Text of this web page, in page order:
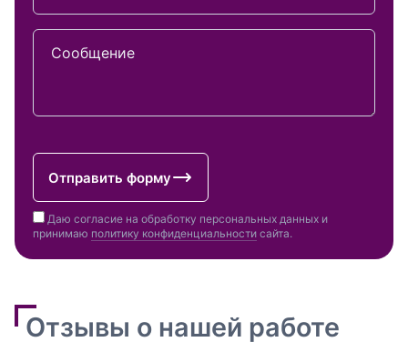
Сообщение
Отправить форму
Даю согласие на обработку персональных данных и
принимаю политику конфиденциальности сайта.
Отзывы о нашей работе